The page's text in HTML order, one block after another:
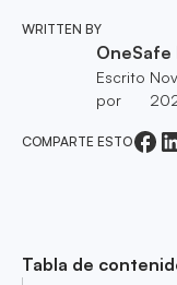
WRITTEN BY
OneSafe
Escrito
por
COMPARTE ESTO
Tabla de